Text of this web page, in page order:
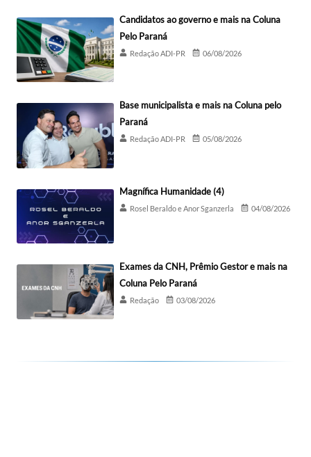
Candidatos ao governo e mais na Coluna
Pelo Paraná
Redação ADI-PR 06/08/2026
Base municipalista e mais na Coluna pelo
Paraná
Redação ADI-PR 05/08/2026
Magnífica Humanidade (4)
Rosel Beraldo e Anor Sganzerla 04/08/2026
Exames da CNH, Prêmio Gestor e mais na
Coluna Pelo Paraná
Redação 03/08/2026